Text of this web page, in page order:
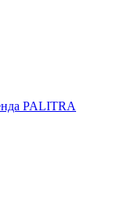
PALITRA